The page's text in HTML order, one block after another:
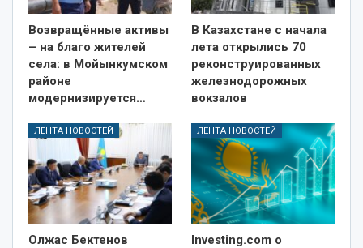
Возвращённые активы
– на благо жителей
села: в Мойынкумском
районе
модернизируется…
В Казахстане с начала
лета открылись 70
реконструированных
железнодорожных
вокзалов
ЛЕНТА НОВОСТЕЙ
Олжас Бектенов
ЛЕНТА НОВОСТЕЙ
Investing.com о